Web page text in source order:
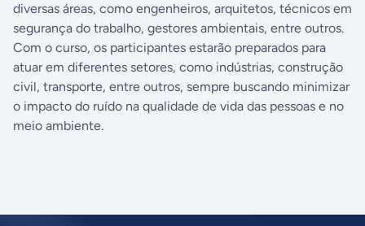
diversas áreas, como engenheiros, arquitetos, técnicos em
segurança do trabalho, gestores ambientais, entre outros.
Com o curso, os participantes estarão preparados para
atuar em diferentes setores, como indústrias, construção
civil, transporte, entre outros, sempre buscando minimizar
o impacto do ruído na qualidade de vida das pessoas e no
meio ambiente.